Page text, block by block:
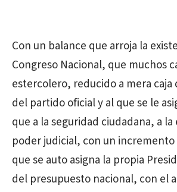
Con un balance que arroja la
Congreso Nacional, que muchos
estercolero, reducido a mera caja
del partido oficial y al que se le
que a la seguridad ciudadana, a
poder judicial, con un incremento
que se auto asigna la propia
del presupuesto nacional, con el